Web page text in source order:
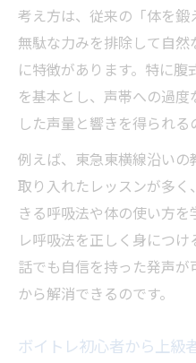
考え方は、従来の「体を鍛
無駄な力みを排除して自
に特徴があります。特に
を基本とし、声帯への過
した声量と響きを得られる
例えば、東急東横線沿いの
取り入れたレッスンが多く
きる呼吸法や体の使い方
レ呼吸法を正しく身につ
話でも自信を持った発声
から解消できるのです。
ボイトレ初心者から上級